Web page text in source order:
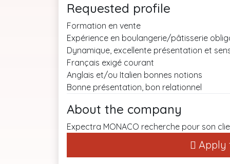
Requested profile
Formation en vente
Expérience en boulangerie/pâtisserie
Dynamique, excellente présentation et
Français exigé courant
Anglais et/ou Italien bonnes notions
Bonne présentation, bon relationnel
About the company
Expectra MONACO recherche pour son
Apply